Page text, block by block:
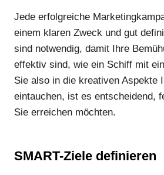
Jede erfolgreiche
einem klaren Zweck und gut
sind notwendig, damit Ihre
effektiv sind, wie ein Schiff mit
Sie also in die kreativen Aspekte
eintauchen, ist es entscheidend,
Sie erreichen möchten.
SMART-Ziele definieren